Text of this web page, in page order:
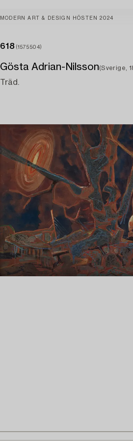
MODERN ART & DESIGN HÖSTEN 2024
618 (1575504)
Gösta Adrian-Nilsson(Sverige,
Träd.